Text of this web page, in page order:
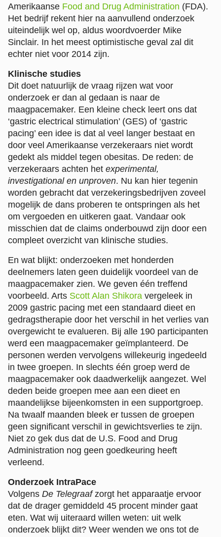
Amerikaanse Food and Drug Administration (FDA).
Het bedrijf rekent hier na aanvullend onderzoek
uiteindelijk wel op, aldus woordvoerder Mike
Sinclair. In het meest optimistische geval zal dit
echter niet voor 2014 zijn.
Klinische studies
Dit doet natuurlijk de vraag rijzen wat voor
onderzoek er dan al gedaan is naar de
maagpacemaker. Een kleine check leert ons dat
‘gastric electrical stimulation’ (GES) of ‘gastric
pacing’ een idee is dat al veel langer bestaat en
door veel Amerikaanse verzekeraars niet wordt
gedekt als middel tegen obesitas. De reden: de
verzekeraars achten het experimental,
investigational en unproven. Nu kan hier tegenin
worden gebracht dat verzekeringsbedrijven zoveel
mogelijk de dans proberen te ontspringen als het
om vergoeden en uitkeren gaat. Vandaar ook
misschien dat de claims onderbouwd zijn door een
compleet overzicht van klinische studies.
En wat blijkt: onderzoeken met honderden
deelnemers laten geen duidelijk voordeel van de
maagpacemaker zien. We geven één treffend
voorbeeld. Arts Scott Alan Shikora vergeleek in
2009 gastric pacing met een standaard dieet en
gedragstherapie door het verschil in het verlies van
overgewicht te evalueren. Bij alle 190 participanten
werd een maagpacemaker geïmplanteerd. De
personen werden vervolgens willekeurig ingedeeld
in twee groepen. In slechts één groep werd de
maagpacemaker ook daadwerkelijk aangezet. Wel
deden beide groepen mee aan een dieet en
maandelijkse bijeenkomsten in een supportgroep.
Na twaalf maanden bleek er tussen de groepen
geen significant verschil in gewichtsverlies te zijn.
Niet zo gek dus dat de U.S. Food and Drug
Administration nog geen goedkeuring heeft
verleend.
Onderzoek IntraPace
Volgens De Telegraafzorgt het apparaatje ervoor
dat de drager gemiddeld 45 procent minder gaat
eten. Wat wij uiteraard willen weten: uit welk
onderzoek blijkt dit? Weer wenden we ons tot de